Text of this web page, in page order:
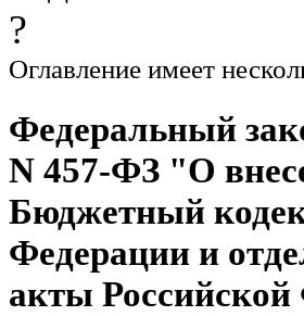
Оглавление имеет
Федеральный
N 457-ФЗ "О
Бюджетный
Федерации и
акты